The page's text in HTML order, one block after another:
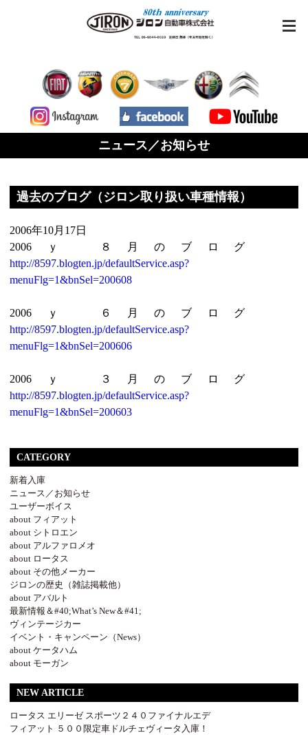
ニュース／お知らせ
過去のブログ（ジロン取り扱い車種情報）
2006年10月17日
2006ｙ ８月のブログ
http://8597.blogten.jp/defaultService.asp?
menuFlg=1&bnSel=200608
2006ｙ ６月のブログ
http://8597.blogten.jp/defaultService.asp?
menuFlg=1&bnSel=200606
2006ｙ ３月のブログ
http://8597.blogten.jp/defaultService.asp?
menuFlg=1&bnSel=200603
CATEGORY
新着入庫
ニュース／お知らせ
ユーザーボイス
about フィアット
about シトロエン
about アルファロメオ
about ロータス
about その他メーカー
ジロンの歴史（雑誌掲載他）
about アバルト
最新情報＆#40;What’s New＆#41;
ヴィンテージカー
イベント・キャンペーン（News）
about ケータハム
about モーガン
NEW ARTICLE
ロータス エリーゼ スポーツ２４０ファイナルエデ
フィアット ５００限定車ドルチェヴィータ入庫！